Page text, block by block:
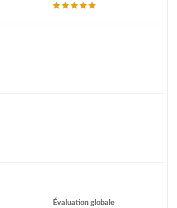
Évaluation globale